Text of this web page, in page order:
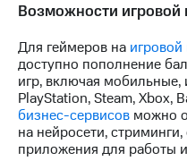
деловая этика
Возможности
Для геймеров на
доступно пополнение
игр, включая
PlayStation, Steam, Xbox,
бизнес-сервисов можно
на нейросети,
приложения для работы